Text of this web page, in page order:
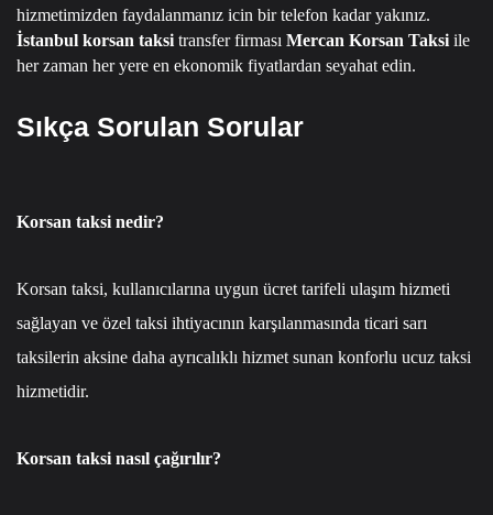
hizmetimizden faydalanmanız icin bir telefon kadar yakınız.
İstanbul korsan taksi transfer firması Mercan Korsan Taksi ile
her zaman her yere en ekonomik fiyatlardan seyahat edin.
Sıkça Sorulan Sorular
Korsan taksi nedir?
Korsan taksi, kullanıcılarına uygun ücret tarifeli ulaşım hizmeti
sağlayan ve özel taksi ihtiyacının karşılanmasında ticari sarı
taksilerin aksine daha ayrıcalıklı hizmet sunan konforlu ucuz taksi
hizmetidir.
Korsan taksi nasıl çağırılır?